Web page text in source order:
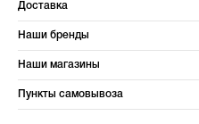
Доставка
Наши бренды
Наши магазины
Пункты самовывоза